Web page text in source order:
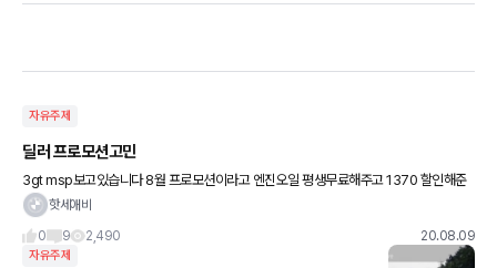
자유주제
딜러 프로모션고민
3gt msp보고있습니다 8월 프로모션이라고 엔진오일 평생무료해주고 1370 할인해준
대고 하는데 다른곳은 1380~1390 정도되는거 같던데 10~20이면 그냥 가는게 좋겠
핫세애비
0
9 2,490 20.08.09
자유주제